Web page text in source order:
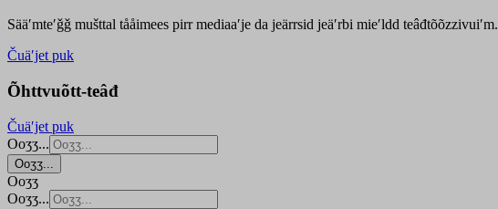
Sääʹmteʹǧǧ mušttal tååimees pirr mediaaʹje da jeärrsid jeäʹrbi mieʹldd teâđtõõzzivuiʹm.
Čuäʹjet puk
Õhttvuõtt-teâđ
Čuäʹjet puk
Ooʒʒ...
Ooʒʒ...
Ooʒʒ
Ooʒʒ...